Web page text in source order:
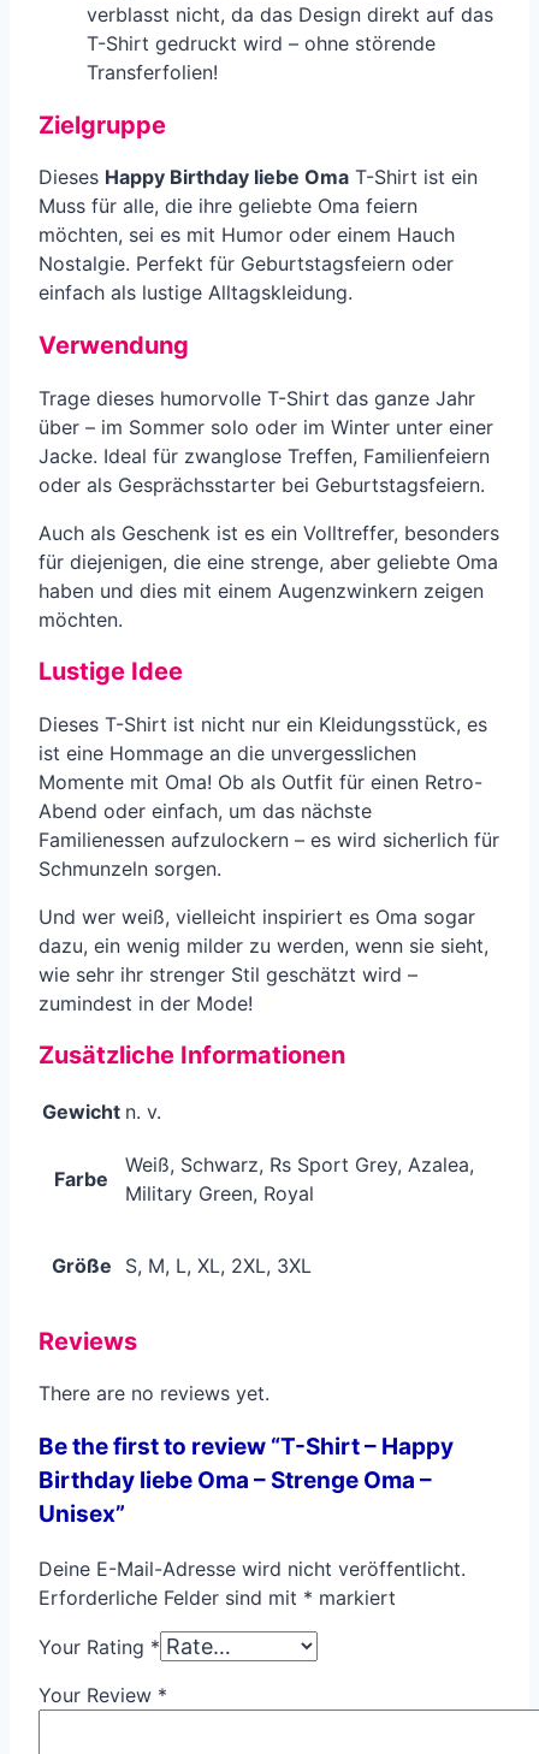
verblasst nicht, da das Design direkt auf das
T-Shirt gedruckt wird – ohne störende
Transferfolien!
Zielgruppe
Dieses Happy Birthday liebe Oma T-Shirt ist ein
Muss für alle, die ihre geliebte Oma feiern
möchten, sei es mit Humor oder einem Hauch
Nostalgie. Perfekt für Geburtstagsfeiern oder
einfach als lustige Alltagskleidung.
Verwendung
Trage dieses humorvolle T-Shirt das ganze Jahr
über – im Sommer solo oder im Winter unter einer
Jacke. Ideal für zwanglose Treffen, Familienfeiern
oder als Gesprächsstarter bei Geburtstagsfeiern.
Auch als Geschenk ist es ein Volltreffer, besonders
für diejenigen, die eine strenge, aber geliebte Oma
haben und dies mit einem Augenzwinkern zeigen
möchten.
Lustige Idee
Dieses T-Shirt ist nicht nur ein Kleidungsstück, es
ist eine Hommage an die unvergesslichen
Momente mit Oma! Ob als Outfit für einen Retro-
Abend oder einfach, um das nächste
Familienessen aufzulockern – es wird sicherlich für
Schmunzeln sorgen.
Und wer weiß, vielleicht inspiriert es Oma sogar
dazu, ein wenig milder zu werden, wenn sie sieht,
wie sehr ihr strenger Stil geschätzt wird –
zumindest in der Mode!
Zusätzliche Informationen
Gewicht n. v.
Farbe
Weiß, Schwarz, Rs Sport Grey, Azalea,
Military Green, Royal
Größe S, M, L, XL, 2XL, 3XL
Reviews
There are no reviews yet.
Be the first to review “T-Shirt – Happy
Birthday liebe Oma – Strenge Oma –
Unisex”
Deine E-Mail-Adresse wird nicht veröffentlicht.
Erforderliche Felder sind mit * markiert
Your Rating *
Your Review *